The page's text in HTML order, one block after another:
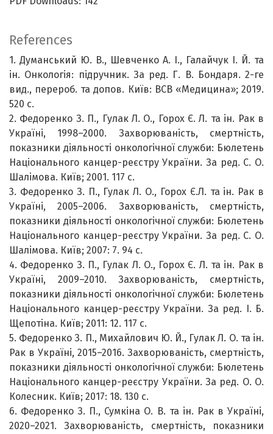
References
1. Думанський Ю. В., Шевченко А. І., Галайчук І. Й. та
ін. Онкологія: підручник. За ред. Г. В. Бондаря. 2-ге
вид., перероб. та допов. Київ: ВСВ «Медицина»; 2019.
520 с.
2. Федоренко З. П., Гулак Л. О., Горох Є. Л. та ін. Рак в
Україні, 1998–2000. Захворюваність, смертність,
показники діяльності онкологічної служби: Бюлетень
Національного канцер-реєстру України. За ред. С. О.
Шалімова. Київ; 2001. 117 с.
3. Федоренко З. П., Гулак Л. О., Горох Є.Л. та ін. Рак в
Україні, 2005–2006. Захворюваність, смертність,
показники діяльності онкологічної служби: Бюлетень
Національного канцер-реєстру України. За ред. С. О.
Шалімова. Київ; 2007: 7. 94 с.
4. Федоренко З. П., Гулак Л. О., Горох Є. Л. та ін. Рак в
Україні, 2009–2010. Захворюваність, смертність,
показники діяльності онкологічної служби: Бюлетень
Національного канцер-реєстру України. За ред. І. Б.
Щепотіна. Київ; 2011: 12. 117 с.
5. Федоренко З. П., Михайлович Ю. Й., Гулак Л. О. та ін.
Рак в Україні, 2015–2016. Захворюваність, смертність,
показники діяльності онкологічної служби: Бюлетень
Національного канцер-реєстру України. За ред. О. О.
Колесник. Київ; 2017: 18. 130 с.
6. Федоренко З. П., Сумкіна О. В. та ін. Рак в Україні,
2020–2021. Захворюваність, смертність, показники